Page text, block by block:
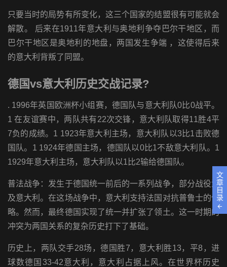
只要当时的局势有所变化，这三个国家的结盟很有可能就会
解散。 后来在1911年意大利与奥地利争夺巴尔干地区，而
巴尔干地区是奥地利的地盘，两国发生争端 ，这使得后来
的意大利背叛了同盟。
德国vs意大利历史交战记录?
. 1996年英国欧洲杯小组赛，德国队与意大利队0比0战平。
1 在友谊赛中，两队共有22次交锋，意大利队取得11胜4平
7负的成绩。1 1923年意大利主场，意大利队以3比1击败德
国队。1 1924年德国主场，德国队以0比1不敌意大利队。1
1929年意大利主场，意大利队以1比2输给德国队。
普法战争：发生于德国统一前后的一系列战争，部分战役涉
及意大利。在这场战争中，意大利支持法国对抗普鲁士的侵
略。然而，最终德国实现了统一并扩张了领土。这一时期的
冲突为两国关系的复杂历史打下了基础。
历史上，两队交手28场，德国胜7，意大利胜13，平8，进
球数德国33-42意大利，意大利占据上风。在世界杯历史
文
章
目
录